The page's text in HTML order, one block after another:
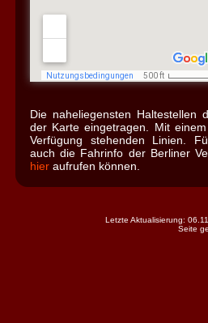
Die naheliegensten Haltestellen
der Karte eingetragen. Mit
Verfügung stehenden Linien.
auch die Fahrinfo der Berliner
hier aufrufen können.
Letzte Aktualisierung:
Seite